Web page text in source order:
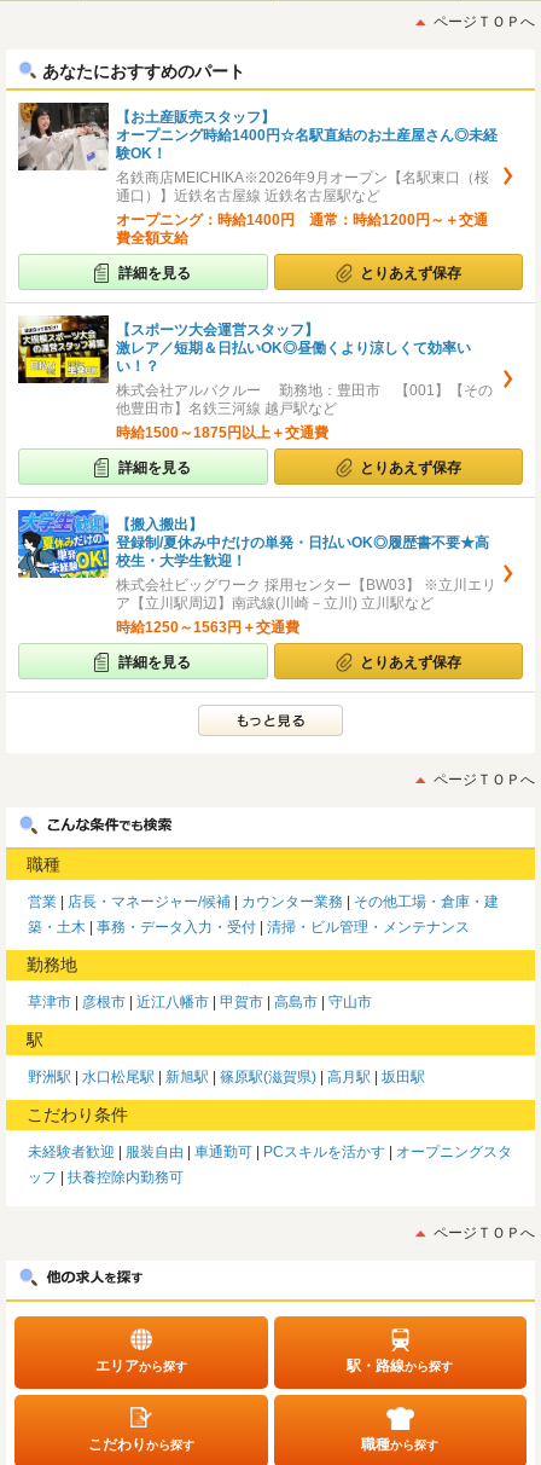
後
ページＴＯＰへ
あなたにおすすめのパート
【お土産販売スタッフ】
オープニング時給1400円☆名駅直結のお土産屋さん◎未経
験OK！
名鉄商店MEICHIKA※2026年9月オープン【名駅東口（桜
通口）】近鉄名古屋線 近鉄名古屋駅など
オープニング：時給1400円 通常：時給1200円～＋交通
費全額支給
詳細を見る とりあえず保存
【スポーツ大会運営スタッフ】
激レア／短期＆日払いOK◎昼働くより涼しくて効率い
い！？
株式会社アルバクルー 勤務地：豊田市 【001】【その
他豊田市】名鉄三河線 越戸駅など
時給1500～1875円以上＋交通費
詳細を見る とりあえず保存
【搬入搬出】
登録制/夏休み中だけの単発・日払いOK◎履歴書不要★高
校生・大学生歓迎！
株式会社ビッグワーク 採用センター【BW03】 ※立川エリ
ア【立川駅周辺】南武線(川崎－立川) 立川駅など
時給1250～1563円＋交通費
詳細を見る とりあえず保存
ページＴＯＰへ
職種
営業 店長・マネージャー/候補 カウンター業務
その他工場・倉庫・建
築・土木
事務・データ入力・受付 清掃・ビル管理・メンテナンス
勤務地
草津市 彦根市 近江八幡市 甲賀市 高島市 守山市
駅
野洲駅 水口松尾駅 新旭駅 篠原駅(滋賀県) 高月駅 坂田駅
こだわり条件
未経験者歓迎 服装自由 車通勤可 PCスキルを活かす
オープニングスタ
ッフ
扶養控除内勤務可
ページＴＯＰへ
エリアから探す 駅・路線から探す
こだわりから探す 職種から探す